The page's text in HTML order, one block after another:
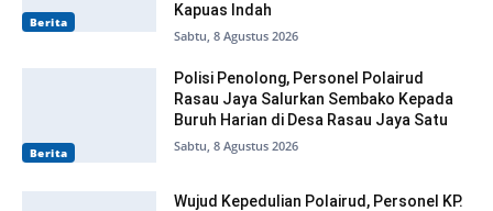
Berita
Kapuas Indah
Sabtu, 8 Agustus 2026
Berita
Polisi Penolong, Personel Polairud
Rasau Jaya Salurkan Sembako Kepada
Buruh Harian di Desa Rasau Jaya Satu
Sabtu, 8 Agustus 2026
Wujud Kepedulian Polairud, Personel KP.